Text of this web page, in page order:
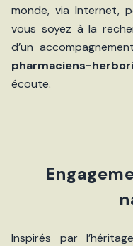
monde, via Internet,
vous soyez à la
d’un
pharmaciens-
écoute.
Inspirés par